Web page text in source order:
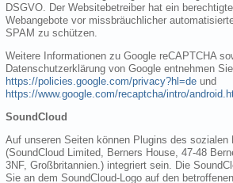
DSGVO. Der Websitebetreiber hat ein
Webangebote vor missbräuchlicher
SPAM zu schützen.
Weitere Informationen zu Google reCAPTCHA
Datenschutzerklärung von Google entnehmen
https://policies.google.com/privacy?hl=de und
https://www.google.com/recaptcha/intro/
SoundCloud
Auf unseren Seiten können Plugins des sozialen
(SoundCloud Limited, Berners House, 47-48
3NF, Großbritannien.) integriert sein. Die
Sie an dem SoundCloud-Logo auf den